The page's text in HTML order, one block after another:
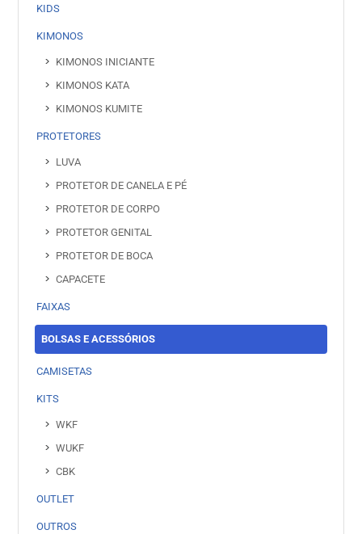
KIDS
KIMONOS
KIMONOS INICIANTE
KIMONOS KATA
KIMONOS KUMITE
PROTETORES
LUVA
PROTETOR DE CANELA E PÉ
PROTETOR DE CORPO
PROTETOR GENITAL
PROTETOR DE BOCA
CAPACETE
FAIXAS
BOLSAS E ACESSÓRIOS
CAMISETAS
KITS
WKF
WUKF
CBK
OUTLET
OUTROS